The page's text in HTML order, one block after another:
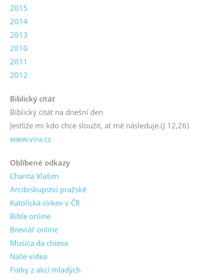
2015
2014
2013
2010
2011
2012
Biblický citát
Biblický citát na dnešní den
Jestliže mi kdo chce sloužit, ať mě následuje.(J 12,26)
www.vira.cz
Oblíbené odkazy
Charita Vlašim
Arcibiskupství pražské
Katolická církev v ČR
Bible online
Breviář online
Musica da chiesa
Naše videa
Fotky z akcí mladých